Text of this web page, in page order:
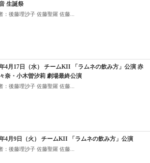
生誕祭
：後藤理沙子 佐藤聖羅 佐藤...
4月17日（水） チームKII 「ラムネの飲み方」公演 赤
奈・小木曽汐莉 劇場最終公演
：後藤理沙子 佐藤聖羅 佐藤...
4月9日（火） チームKII 「ラムネの飲み方」公演
：後藤理沙子 佐藤聖羅 佐藤...